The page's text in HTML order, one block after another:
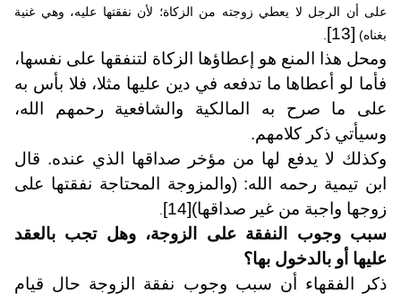
على أن الرجل لا يعطي زوجته من الزكاة؛ لأن نفقتها عليه، وهي غنية
بغناه) [13]
ومحل هذا المنع هو إعطاؤها الزكاة لتنفقها على نفسها،
فأما لو أعطاها ما تدفعه في دين عليها مثلا، فلا بأس به
على ما صرح به المالكية والشافعية رحمهم الله،
وسيأتي ذكر كلامهم.
وكذلك لا يدفع لها من مؤخر صداقها الذي عنده. قال
ابن تيمية رحمه الله: (والمزوجة المحتاجة نفقتها على
زوجها واجبة من غير صداقها)[14]
سبب وجوب النفقة على الزوجة، وهل تجب بالعقد
عليها أو بالدخول بها؟
ذكر الفقهاء أن سبب وجوب نفقة الزوجة حال قيام